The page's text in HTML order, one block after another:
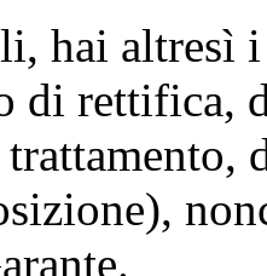
hai
di rettifica,